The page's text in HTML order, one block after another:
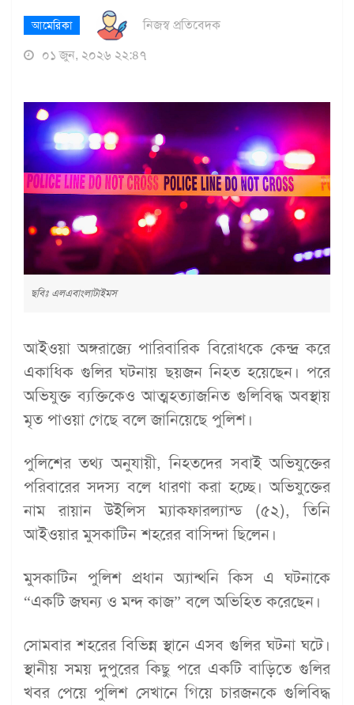
আমেরিকা
নিজস্ব প্রতিবেদক
০১ জুন, ২০২৬ ২২:৪৭
ছবিঃ এলএবাংলাটাইমস
আইওয়া অঙ্গরাজ্যে পারিবারিক বিরোধকে কেন্দ্র করে
একাধিক গুলির ঘটনায় ছয়জন নিহত হয়েছেন। পরে
অভিযুক্ত ব্যক্তিকেও আত্মহত্যাজনিত গুলিবিদ্ধ অবস্থায়
মৃত পাওয়া গেছে বলে জানিয়েছে পুলিশ।
পুলিশের তথ্য অনুযায়ী, নিহতদের সবাই অভিযুক্তের
পরিবারের সদস্য বলে ধারণা করা হচ্ছে। অভিযুক্তের
নাম রায়ান উইলিস ম্যাকফারল্যান্ড (৫২), তিনি
আইওয়ার মুসকাটিন শহরের বাসিন্দা ছিলেন।
মুসকাটিন পুলিশ প্রধান অ্যান্থনি কিস এ ঘটনাকে
“একটি জঘন্য ও মন্দ কাজ” বলে অভিহিত করেছেন।
সোমবার শহরের বিভিন্ন স্থানে এসব গুলির ঘটনা ঘটে।
স্থানীয় সময় দুপুরের কিছু পরে একটি বাড়িতে গুলির
খবর পেয়ে পুলিশ সেখানে গিয়ে চারজনকে গুলিবিদ্ধ